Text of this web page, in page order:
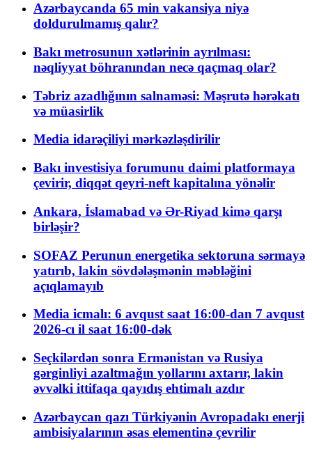
Azərbaycanda 65 min vakansiya niyə
doldurulmamış qalır?
Bakı metrosunun xətlərinin ayrılması:
nəqliyyat böhranından necə qaçmaq olar?
Təbriz azadlığının salnaməsi: Məşrutə hərəkatı
və müasirlik
Media idarəçiliyi mərkəzləşdirilir
Bakı investisiya forumunu daimi platformaya
çevirir, diqqət qeyri-neft kapitalına yönəlir
Ankara, İslamabad və Ər-Riyad kimə qarşı
birləşir?
SOFAZ Perunun energetika sektoruna sərmayə
yatırıb, lakin sövdələşmənin məbləğini
açıqlamayıb
Media icmalı: 6 avqust saat 16:00-dan 7 avqust
2026-cı il saat 16:00-dək
Seçkilərdən sonra Ermənistan və Rusiya
gərginliyi azaltmağın yollarını axtarır, lakin
əvvəlki ittifaqa qayıdış ehtimalı azdır
Azərbaycan qazı Türkiyənin Avropadakı enerji
ambisiyalarının əsas elementinə çevrilir